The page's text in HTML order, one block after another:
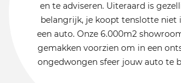
en te adviseren. Uiteraard is
belangrijk, je koopt tenslotte niet
een auto. Onze 6.000m2
gemakken voorzien om in een
ongedwongen sfeer jouw auto te